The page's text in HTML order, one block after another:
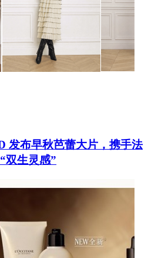
发布早秋芭蕾大片，携手法
双生灵感”